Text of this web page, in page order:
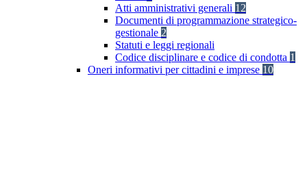
Atti amministrativi generali 12
Documenti di programmazione strategico-
gestionale 2
Statuti e leggi regionali
Codice disciplinare e codice di condotta 1
Oneri informativi per cittadini e imprese 10